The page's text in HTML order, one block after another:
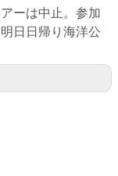
ーは中止。参加
日日帰り海洋公